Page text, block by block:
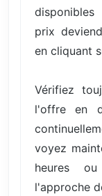
prix
en cliquant
Vérifiez
l'offre en
voyez
heures
l'approche